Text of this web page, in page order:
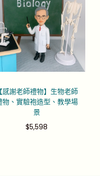
【感謝老師禮物】生物老師
物、實驗袍造型、教學場
景
$5,598